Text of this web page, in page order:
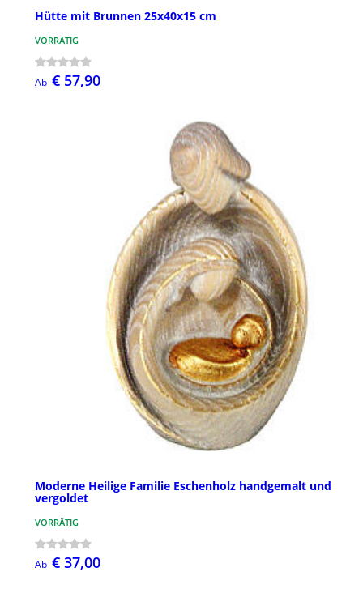
Hütte mit Brunnen 25x40x15 cm
VORRÄTIG
Ab € 57,90
Moderne Heilige Familie Eschenholz handgemalt und
vergoldet
VORRÄTIG
Ab € 37,00